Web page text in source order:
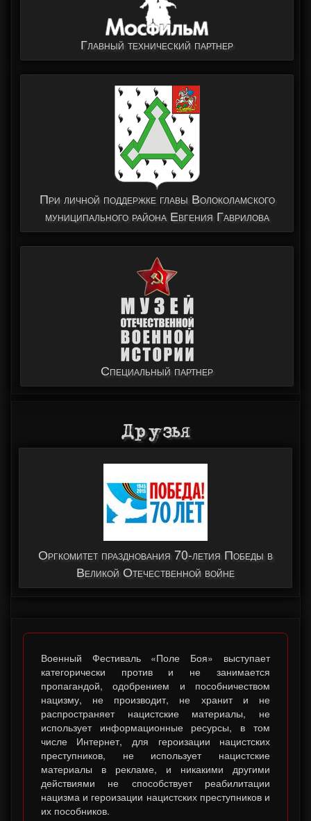
Главный технический партнер
При личной поддержке главы Волоколамского
муниципального района Евгения Гаврилова
Специальный партнер
Друзья
Оргкомитет празднования 70-летия Победы в
Великой Отечественной войне
Военный Фестиваль «Поле Боя» выступает
категорически против и не занимается
пропагандой, одобрением и пособничеством
нацизму, не производит, не хранит и не
распространяет нацистские материалы, не
использует информационные ресурсы, в том
числе Интернет, для героизации нацистских
преступников, не использует нацистские
материалы в рекламе, и никакими другими
действиями не способствует реабилитации
нацизма и героизации нацистских преступников и
их пособников.